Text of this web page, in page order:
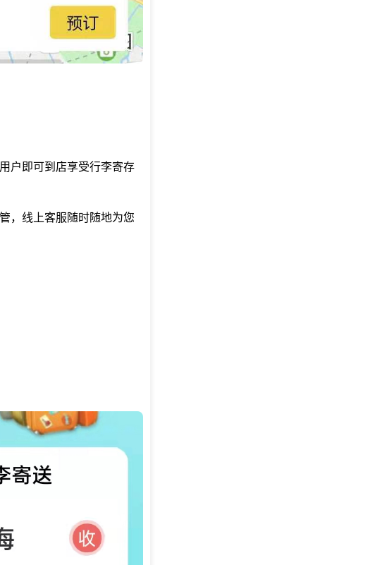
户即可到店享受行李寄存
，线上客服随时随地为您